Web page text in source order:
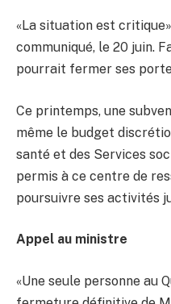
«La situation est
communiqué, le 20 juin.
pourrait fermer ses
Ce printemps, une
même le budget
santé et des Services
permis à ce centre de
poursuivre ses activités
Appel au ministre
«Une seule personne au